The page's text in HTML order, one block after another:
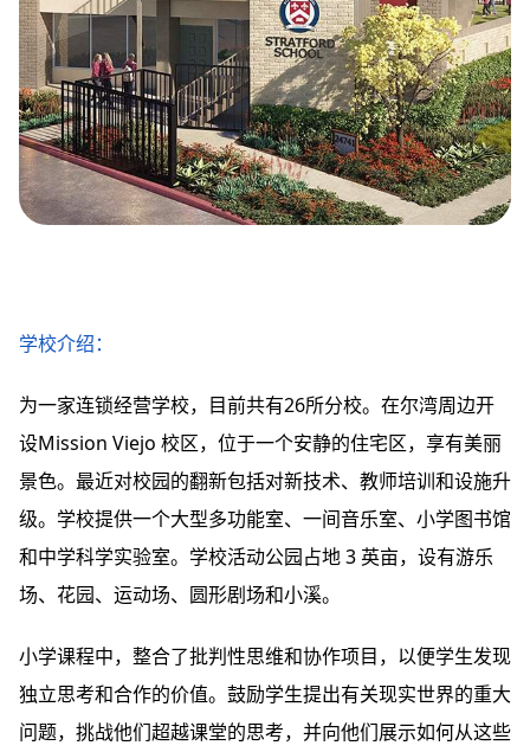
学校介绍：
为一家连锁经营学校，目前共有26所分校。在尔湾周边开
设Mission Viejo 校区，位于一个安静的住宅区，享有美丽
景色。最近对校园的翻新包括对新技术、教师培训和设施升
级。学校提供一个大型多功能室、一间音乐室、小学图书馆
和中学科学实验室。学校活动公园占地 3 英亩，设有游乐
场、花园、运动场、圆形剧场和小溪。
小学课程中，整合了批判性思维和协作项目，以便学生发现
独立思考和合作的价值。鼓励学生提出有关现实世界的重大
问题，挑战他们超越课堂的思考，并向他们展示如何从这些